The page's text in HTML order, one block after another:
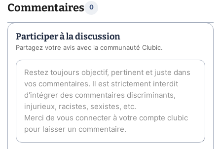
Commentaires 0
Participer à la discussion
Partagez votre avis avec la communauté Clubic.